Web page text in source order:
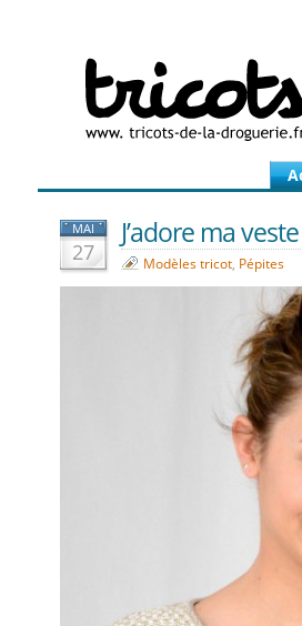
MAI
27
J’adore ma
Modèles tricot, Pépites